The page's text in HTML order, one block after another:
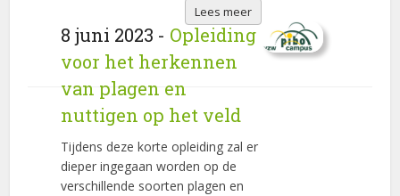
Lees meer
8 juni 2023 - Opleiding
voor het herkennen
van plagen en
nuttigen op het veld
Tijdens deze korte opleiding zal er
dieper ingegaan worden op de
verschillende soorten plagen en